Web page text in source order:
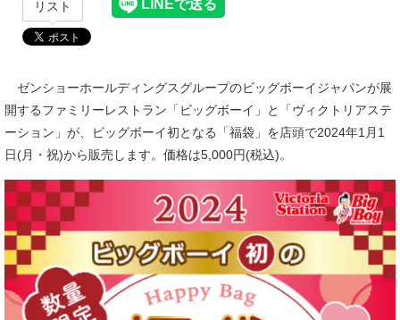
リスト
ゼンショーホールディングスグループのビッグボーイジャパンが展
開するファミリーレストラン「ビッグボーイ」と「ヴィクトリアステ
ーション」が、ビッグボーイ初となる「福袋」を店頭で2024年1月1
日(月・祝)から販売します。価格は5,000円(税込)。